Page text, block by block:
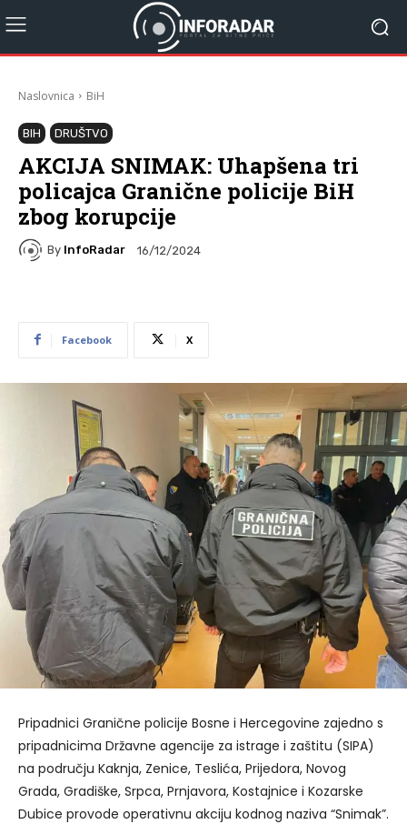
Naslovnica BiH
BIH DRUŠTVO
AKCIJA SNIMAK: Uhapšena tri
policajca Granične policije BiH
zbog korupcije
By InfoRadar 16/12/2024
Facebook X
Pripadnici Granične policije Bosne i Hercegovine zajedno s
pripadnicima Državne agencije za istrage i zaštitu (SIPA)
na području Kaknja, Zenice, Teslića, Prijedora, Novog
Grada, Gradiške, Srpca, Prnjavora, Kostajnice i Kozarske
Dubice provode operativnu akciju kodnog naziva “Snimak”.